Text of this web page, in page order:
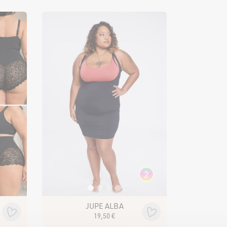
JUPE ALBA
19 50 €
2
MATERNITÉ